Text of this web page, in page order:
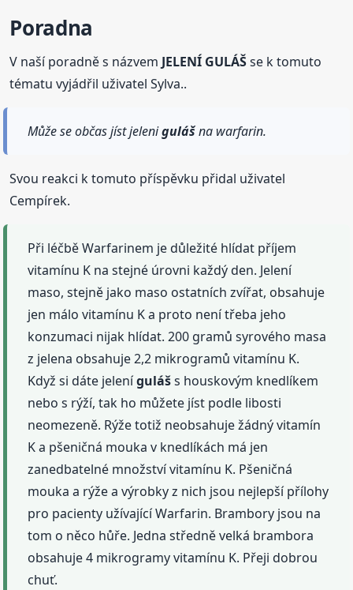
Poradna
V naší poradně s názvem JELENÍ GULÁŠse k tomuto
tématu vyjádřil uživatel Sylva..
Může se občas jíst jelenigulášna warfarin.
Svou reakci k tomuto příspěvku přidal uživatel
Cempírek.
Při léčbě Warfarinem je důležité hlídat příjem
vitamínu K na stejné úrovni každý den. Jelení
maso, stejně jako maso ostatních zvířat, obsahuje
jen málo vitamínu K a proto není třeba jeho
konzumaci nijak hlídat. 200 gramů syrového masa
z jelena obsahuje 2,2 mikrogramů vitamínu K.
Když si dáte jelenígulášs houskovým knedlíkem
nebo s rýží, tak ho můžete jíst podle libosti
neomezeně. Rýže totiž neobsahuje žádný vitamín
K a pšeničná mouka v knedlíkách má jen
zanedbatelné množství vitamínu K. Pšeničná
mouka a rýže a výrobky z nich jsou nejlepší přílohy
pro pacienty užívající Warfarin. Brambory jsou na
tom o něco hůře. Jedna středně velká brambora
obsahuje 4 mikrogramy vitamínu K. Přeji dobrou
chuť.